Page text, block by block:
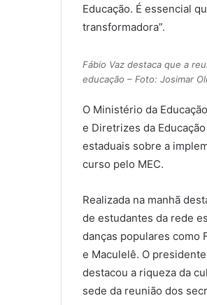
Educação. É essencial
transformadora”.
Fábio Vaz destaca que a
educação – Foto: Josimar
O Ministério da
e Diretrizes da
estaduais sobre a
curso pelo MEC.
Realizada na manhã
de estudantes da rede
danças populares como
e Maculelê. O
destacou a riqueza da
sede da reunião dos